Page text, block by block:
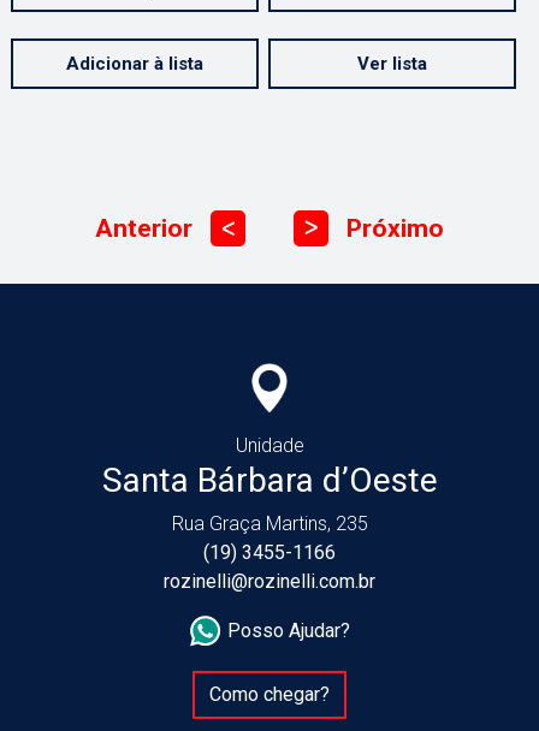
Adicionar à lista Ver lista
Anterior ᐳ ᐳ Próximo
Unidade
Santa Bárbara d’Oeste
Rua Graça Martins, 235
(19) 3455-1166
rozinelli@rozinelli.com.br
Posso Ajudar?
Como chegar?